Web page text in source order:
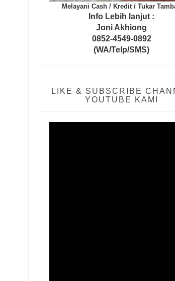
Melayani Cash / Kredit / Tukar
Info Lebih lanjut :
Joni Akhiong
0852-4549-0892
(WA/Telp/SMS)
LIKE & SUBSCRIBE
YOUTUBE KAMI